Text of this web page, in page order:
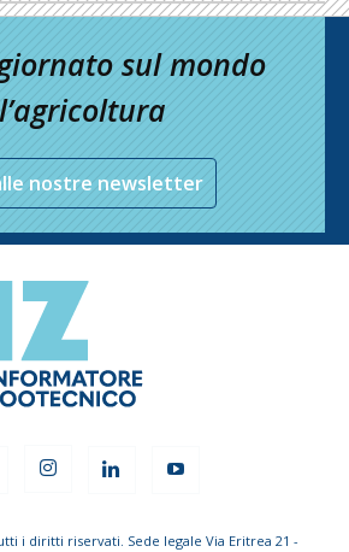
sul mondo
nostre newsletter
i diritti riservati. Sede legale Via Eritrea 21 -